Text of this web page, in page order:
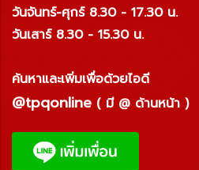
วันจันทร์-ศุกร์ 8.30 - 17.30 น.
วันเสาร์ 8.30 - 15.30 น.
ค้นหาและเพิ่มเพื่อด้วยไอดี
@tpqonline ( มี @ ด้านหน้า )